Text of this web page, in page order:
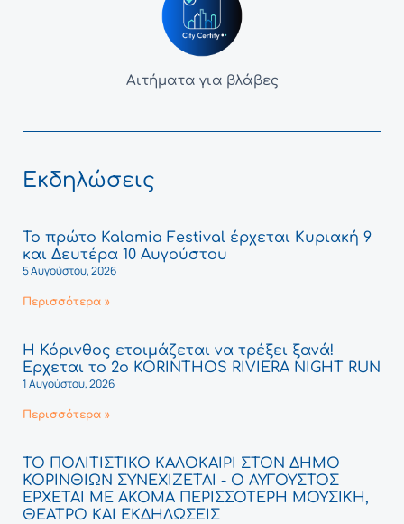
Αιτήματα για βλάβες
Εκδηλώσεις
Το πρώτο Kalamia Festival έρχεται Κυριακή 9
και Δευτέρα 10 Αυγούστου
5 Αυγούστου, 2026
Περισσότερα »
Η Κόρινθος ετοιμάζεται να τρέξει ξανά!
Έρχεται το 2ο KORINTHOS RIVIERA NIGHT RUN
1 Αυγούστου, 2026
Περισσότερα »
ΤΟ ΠΟΛΙΤΙΣΤΙΚΟ ΚΑΛΟΚΑΙΡΙ ΣΤΟΝ ΔΗΜΟ
ΚΟΡΙΝΘΙΩΝ ΣΥΝΕΧΙΖΕΤΑΙ - Ο ΑΥΓΟΥΣΤΟΣ
ΕΡΧΕΤΑΙ ΜΕ ΑΚΟΜΑ ΠΕΡΙΣΣΟΤΕΡΗ ΜΟΥΣΙΚΗ,
ΘΕΑΤΡΟ ΚΑΙ ΕΚΔΗΛΩΣΕΙΣ